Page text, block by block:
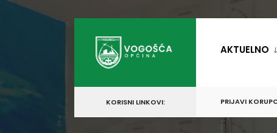
content
AKTUELNO
KORISNI LINKOVI: PRIJAVI